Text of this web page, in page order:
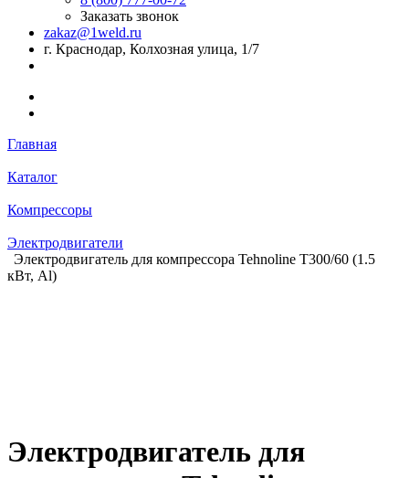
Заказать звонок
zakaz@1weld.ru
г. Краснодар, Колхозная улица, 1/7
Главная
Каталог
Компрессоры
Электродвигатели
Электродвигатель для компрессора Tehnoline T300/60 (1.5
кВт, Al)
Электродвигатель для